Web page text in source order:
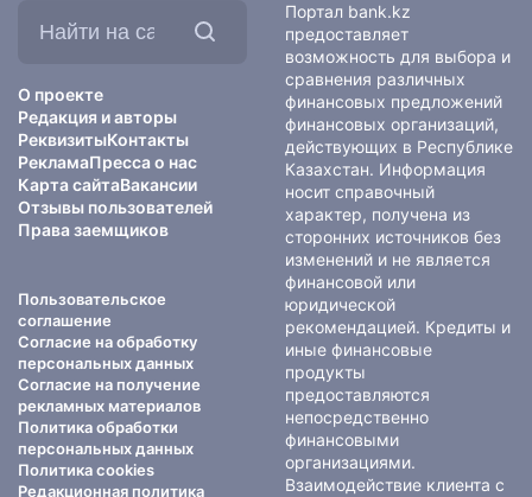
О проекте
Редакция и авторы
РеквизитыКонтакты
РекламаПресса о нас
Карта сайтаВакансии
Отзывы пользователей
Права заемщиков
Пользовательское
соглашение
Согласие на обработку
персональных данных
Согласие на получение
рекламных материалов
Политика обработки
персональных данных
Политика cookies
Редакционная политика
Портал bank.kz
предоставляет
возможность для выбора и
сравнения различных
финансовых предложений
финансовых организаций,
действующих в Республике
Казахстан. Информация
носит справочный
характер, получена из
сторонних источников без
изменений и не является
финансовой или
юридической
рекомендацией. Кредиты и
иные финансовые
продукты
предоставляются
непосредственно
финансовыми
организациями.
Взаимодействие клиента с